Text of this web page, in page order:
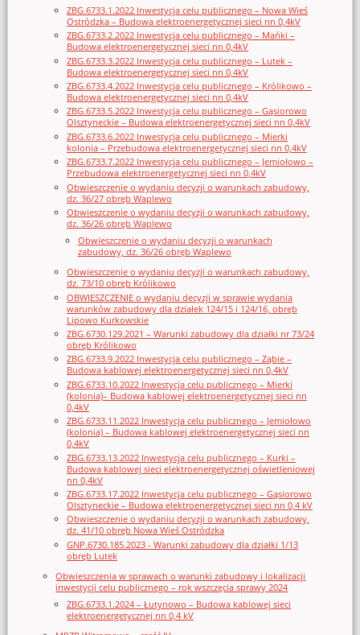
ZBG.6733.1.2022 Inwestycja celu publicznego – Nowa Wieś
Ostródzka – Budowa elektroenergetycznej sieci nn 0,4kV
ZBG.6733.2.2022 Inwestycja celu publicznego – Mańki –
Budowa elektroenergetycznej sieci nn 0,4kV
ZBG.6733.3.2022 Inwestycja celu publicznego – Lutek –
Budowa elektroenergetycznej sieci nn 0,4kV
ZBG.6733.4.2022 Inwestycja celu publicznego – Królikowo –
Budowa elektroenergetycznej sieci nn 0,4kV
ZBG.6733.5.2022 Inwestycja celu publicznego – Gąsiorowo
Olsztyneckie – Budowa elektroenergetycznej sieci nn 0,4kV
ZBG.6733.6.2022 Inwestycja celu publicznego – Mierki
kolonia – Przebudowa elektroenergetycznej sieci nn 0,4kV
ZBG.6733.7.2022 Inwestycja celu publicznego – Jemiołowo –
Przebudowa elektroenergetycznej sieci nn 0,4kV
Obwieszczenie o wydaniu decyzji o warunkach zabudowy,
dz. 36/27 obręb Waplewo
Obwieszczenie o wydaniu decyzji o warunkach zabudowy,
dz. 36/26 obręb Waplewo
Obwieszczenie o wydaniu decyzji o warunkach
zabudowy, dz. 36/26 obręb Waplewo
Obwieszczenie o wydaniu decyzji o warunkach zabudowy,
dz. 73/10 obręb Królikowo
OBWIESZCZENIE o wydaniu decyzji w sprawie wydania
warunków zabudowy dla działek 124/15 i 124/16, obręb
Lipowo Kurkowskie
ZBG.6730.129.2021 – Warunki zabudowy dla działki nr 73/24
obręb Królikowo
ZBG.6733.9.2022 Inwestycja celu publicznego – Ząbie –
Budowa kablowej elektroenergetycznej sieci nn 0,4kV
ZBG.6733.10.2022 Inwestycja celu publicznego – Mierki
(kolonia)– Budowa kablowej elektroenergetycznej sieci nn
0,4kV
ZBG.6733.11.2022 Inwestycja celu publicznego – Jemiołowo
(kolonia) – Budowa kablowej elektroenergetycznej sieci nn
0,4kV
ZBG.6733.13.2022 Inwestycja celu publicznego – Kurki –
Budowa kablowej sieci elektroenergetycznej oświetleniowej
nn 0,4kV
ZBG.6733.17.2022 Inwestycja celu publicznego – Gąsiorowo
Olsztyneckie – Budowa elektroenergetycznej sieci nn 0,4 kV
Obwieszczenie o wydaniu decyzji o warunkach zabudowy,
dz. 41/10 obręb Nowa Wieś Ostródzka
GNP.6730.185.2023 - Warunki zabudowy dla działki 1/13
obręb Lutek
Obwieszczenia w sprawach o warunki zabudowy i lokalizacji
inwestycji celu publicznego – rok wszczęcia sprawy 2024
ZBG.6733.1.2024 – Łutynowo – Budowa kablowej sieci
elektroenergetycznej nn 0,4 kV